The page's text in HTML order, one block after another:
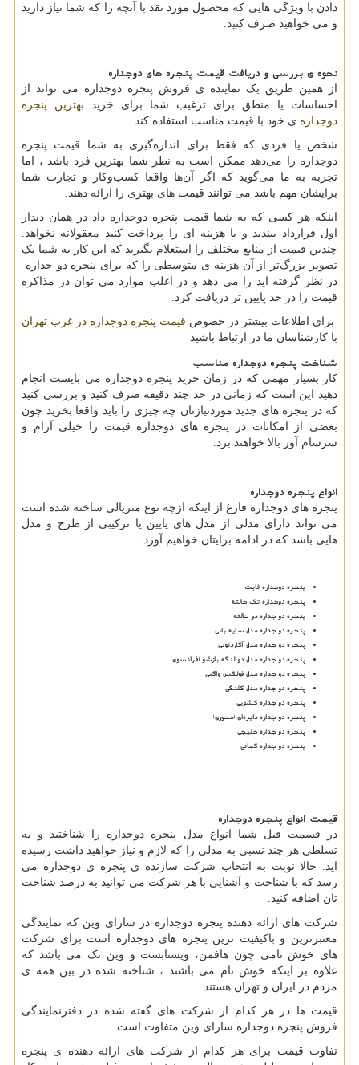
دادن با ویژگی هایی که محصول مورد نقد با آنچه را که شما نیاز دارید
و می خواهید صرف کنید.
نحوه ی بررسی و دریافت قیمت پنجره های دوجداره
از همین طریق یک نماینده ی فروش پنجره دوجداره می تواند از
احساسات یا منطق برای ترغیب شما برای خرید بهترین پنجره
دوجداره ی خود با قیمت مناسب استفاده کند.
شخص یا فردی که فقط برای اندازه‌گیری به شما قیمت پنجره
دوجداره را می‌دهد ممکن است به نظر شما بهترین فرد باشد ، اما
تجربه به ما می‌گوید که اگر آن‌ها واقعا کسب‌وکار و تجارت شما
برایشان مهم باشد می توانند قیمت های بهتری را ارائه دهند.
اینکه هر کسی که به شما قیمت پنجره دوجداره داد در همان دیدار
اول قرارداد ببندید و یا هزینه ای را پرداخت کنید معقولانه نخواهد.
چندین قیمت از منابع مختلف را استعلام بگیرید که این کار به شما یک
تصویر بزرگ‌تر از آن هزینه ی متوسطی را که برای پنجره دو جداره
در نظر گرفته اید را می دهد و در اغلب موارد می توان در مذاکره
قیمت را در حد پایین تر دریافت کرد.
برای اطلاعات بیشتر در خصوص قیمت پنجره دوجداره در غرب تهران
با کارشناسان ما در ارتباط باشید
شناخت پنجره دوجداره مناسب
کار بسیار مهمی که در زمان خرید پنجره دوجداره می بایست انجام
دهید این است که زمانی در حد چند دقیقه صرف کنید و بررسی کنید
که در پنجره های جدید موردنیازتان چه چیزی را باید واقعا بخرید چون
بعضی از امکانات در پنجره های دوجداره قیمت را خیلی آرام و
سرسام آور بالا خواهند برد.
انواع پنجره دوجداره
پنجره های دوجداره فارغ از اینکه ازچه نوع متریالی ساخته شده است
می تواند دارای مدلی از مدل های پایین یا ترکیبی از طرح و مدل
هایی باشد که در ادامه برایتان خواهیم آورد.
پنجره دوجداره ثابت
پنجره دوجداره تک حالته
پنجره دو جداره دو حالته
پنجره دو جداره مدل سایه بانی
پنجره دو جداره مدل آکاردئونی
پنجره دو جداره مدل دو لنگه بازشو (فرانسوی)
پنجره دو جداره مدل فولکس واگنی
پنجره دو جداره مدل کلنگی
پنجره دو جداره کشویی
پنجره دو جداره دایره‌ای (محوری)
پنجره دو جداره خلیجی
پنجره دو جداره کمانی
قیمت انواع پنجره دوجداره
در قسمت قبل شما انواع مدل پنجره دوجداره را شناختید و به
تسلطی هر چند نسبی به مدلی را که لازم و نیاز خواهید داشت رسیده
اید. حالا نوبت به انتخاب شرکت سازنده ی پنجره ی دوجداره می
رسد که با شناخت و آشنایی با هر شرکت می توانید به درصد شناخت
تان اضافه کنید.
شرکت های ارائه دهنده پنجره دوجداره در سارای وین که نمایندگی
معتبرترین و باکیفیت ترین پنجره های دوجداره است برای شرکت
های خوش نامی چون هافمن، ویستابست و وین تک می باشد که
علاوه بر اینکه خوش نام می باشند ، شناخته شده در بین همه ی
مردم در ایران و تهران هستند.
قیمت ها در هر کدام از شرکت های گفته شده در دفترنمایندگی
فروش پنجره دوجداره سارای وین متفاوت است.
تفاوت قیمت برای هر کدام از شرکت های ارائه دهنده ی پنجره